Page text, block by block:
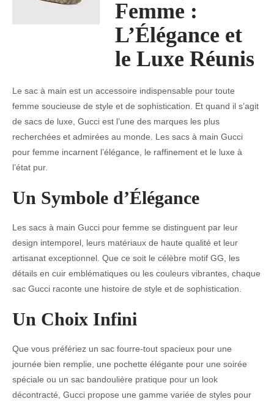
Femme :
L’Élégance et
le Luxe Réunis
Le sac à main est un accessoire indispensable pour toute
femme soucieuse de style et de sophistication. Et quand il s’agit
de sacs de luxe, Gucci est l’une des marques les plus
recherchées et admirées au monde. Les sacs à main Gucci
pour femme incarnent l’élégance, le raffinement et le luxe à
l’état pur.
Un Symbole d’Élégance
Les sacs à main Gucci pour femme se distinguent par leur
design intemporel, leurs matériaux de haute qualité et leur
artisanat exceptionnel. Que ce soit le célèbre motif GG, les
détails en cuir emblématiques ou les couleurs vibrantes, chaque
sac Gucci raconte une histoire de style et de sophistication.
Un Choix Infini
Que vous préfériez un sac fourre-tout spacieux pour une
journée bien remplie, une pochette élégante pour une soirée
spéciale ou un sac bandoulière pratique pour un look
décontracté, Gucci propose une gamme variée de styles pour